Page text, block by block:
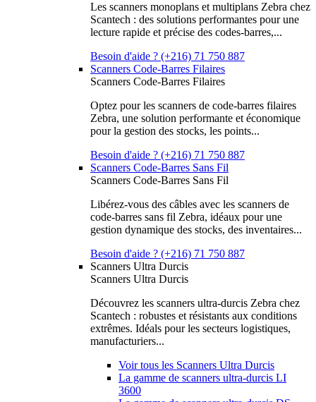
Les scanners monoplans et multiplans Zebra chez
Scantech : des solutions performantes pour une
lecture rapide et précise des codes-barres,...
Besoin d'aide ? (+216) 71 750 887
Scanners Code-Barres Filaires
Scanners Code-Barres Filaires
Optez pour les scanners de code-barres filaires
Zebra, une solution performante et économique
pour la gestion des stocks, les points...
Besoin d'aide ? (+216) 71 750 887
Scanners Code-Barres Sans Fil
Scanners Code-Barres Sans Fil
Libérez-vous des câbles avec les scanners de
code-barres sans fil Zebra, idéaux pour une
gestion dynamique des stocks, des inventaires...
Besoin d'aide ? (+216) 71 750 887
Scanners Ultra Durcis
Scanners Ultra Durcis
Découvrez les scanners ultra-durcis Zebra chez
Scantech : robustes et résistants aux conditions
extrêmes. Idéals pour les secteurs logistiques,
manufacturiers...
Voir tous les Scanners Ultra Durcis
La gamme de scanners ultra-durcis LI
3600